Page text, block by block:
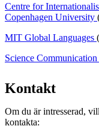
Centre for
Copenhagen University
MIT Global Languages
Science
Kontakt
Om du är intresserad,
kontakta: